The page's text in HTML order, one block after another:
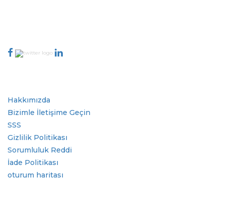
Hakkımızda
Bizimle İletişime Geçin
SSS
Gizlilik Politikası
Sorumluluk Reddi
İade Politikası
oturum haritası